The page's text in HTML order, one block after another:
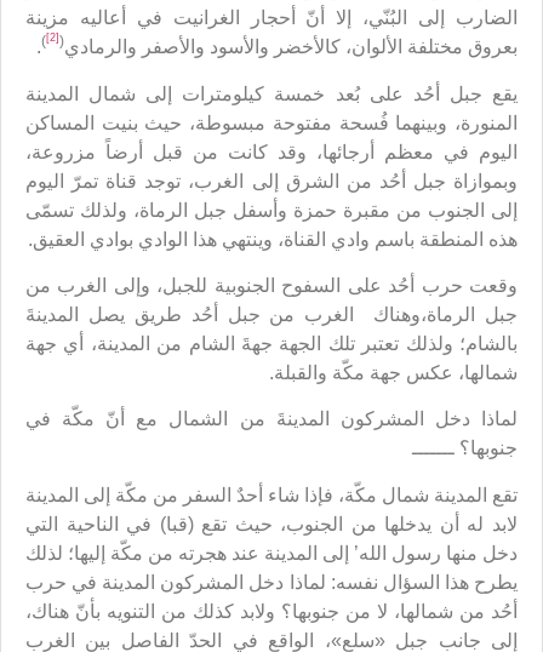
الضارب إلى البُنّي، إلا أنّ أحجار الغرانيت في أعاليه مزينة
بعروق مختلفة الألوان، كالأخضر والأسود والأصفر والرمادي(
[2]
)
.
يقع جبل أحُد على بُعد خمسة كيلومترات إلى شمال المدينة
المنورة، وبينهما فُسحة مفتوحة مبسوطة، حيث بنيت المساكن
اليوم في معظم أرجائها، وقد كانت من قبل أرضاً مزروعة،
وبموازاة جبل أحُد من الشرق إلى الغرب، توجد قناة تمرّ اليوم
إلى الجنوب من مقبرة حمزة وأسفل جبل الرماة، ولذلك تسمّى
هذه المنطقة باسم وادي القناة، وينتهي هذا الوادي بوادي العقيق.
وقعت حرب أحُد على السفوح الجنوبية للجبل، وإلى الغرب من
جبل الرماة،وهناك الغرب من جبل أحُد طريق يصل المدينةَ
بالشام؛ ولذلك تعتبر تلك الجهة جهةَ الشام من المدينة، أي جهة
شمالها، عكس جهة مكّة والقبلة.
لماذا دخل المشركون المدينةَ من الشمال مع أنّ مكّة في
جنوبها؟ ـــــــ
تقع المدينة شمال مكّة، فإذا شاء أحدٌ السفر من مكّة إلى المدينة
لابد له أن يدخلها من الجنوب، حيث تقع (قبا) في الناحية التي
دخل منها رسول الله’ إلى المدينة عند هجرته من مكّة إليها؛ لذلك
يطرح هذا السؤال نفسه: لماذا دخل المشركون المدينة في حرب
أحُد من شمالها، لا من جنوبها؟ ولابد كذلك من التنويه بأنّ هناك،
إلى جانب جبل «سلع»، الواقع في الحدّ الفاصل بين الغرب